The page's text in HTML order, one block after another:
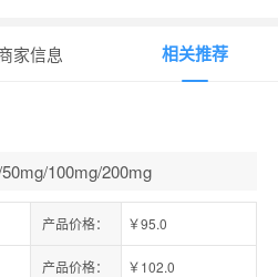
家信息 相关推荐
100mg/200mg
产品价格： ￥95.0
产品价格： ￥102.0